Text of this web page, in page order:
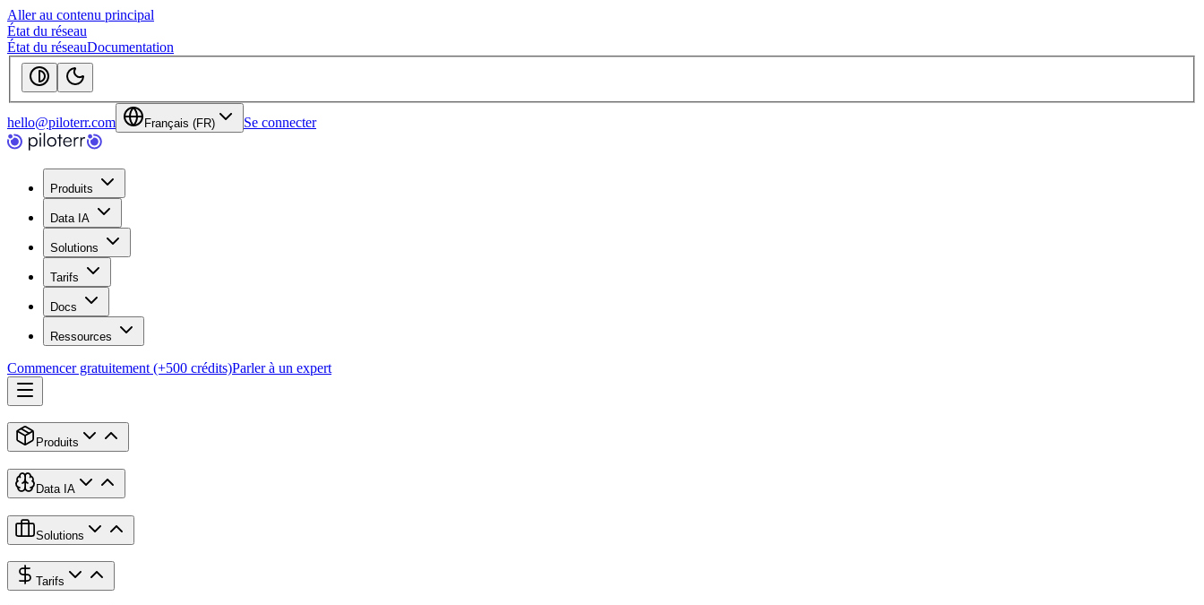
Aller au contenu principal
État du réseau
État du réseauDocumentation
hello@piloterr.com Français (FR) Se connecter
Produits
Data IA
Solutions
Tarifs
Docs
Ressources
Commencer gratuitement (+500 crédits)Parler à un expert
Produits
Data IA
Solutions
Tarifs